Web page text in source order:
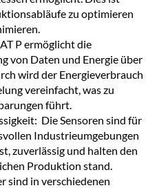
zu optimieren
P ermöglicht die
von Daten und Energie über
wird der Energieverbrauch
vereinfacht, was zu
führt.
Die Sensoren sind für
Industrieumgebungen
zuverlässig und halten den
Produktion stand.
sind in verschiedenen